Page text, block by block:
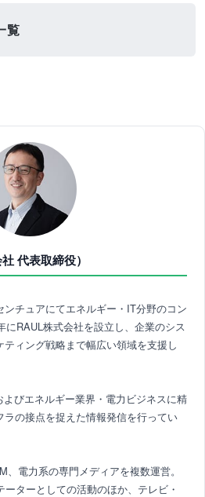
覧
代表取締役）
チュアにてエネルギー・IT分野のコン
にRAUL株式会社を設立し、企業のシス
ィング戦略まで幅広い領域を支援し
びエネルギー業界・電力ビジネスに精
の接点を捉えた情報発信を行ってい
電力系の専門メディアを複数運営。
ターとしての活動のほか、テレビ・